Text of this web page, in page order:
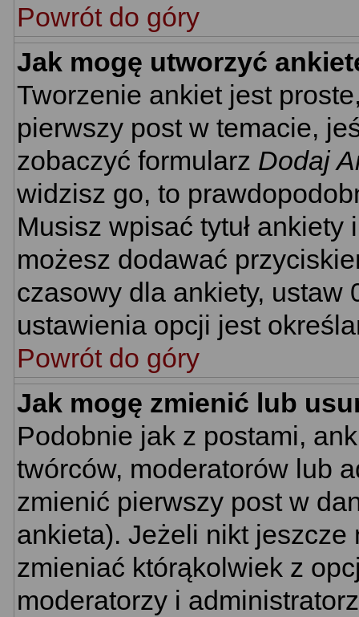
Powrót do góry
Jak mogę utworzyć
Tworzenie ankiet jest
pierwszy post w temacie,
zobaczyć formularz Dodaj
widzisz go, to
Musisz wpisać tytuł
możesz dodawać
czasowy dla ankiety, ustaw
ustawienia opcji jest
Powrót do góry
Jak mogę zmienić lub
Podobnie jak z postami,
twórców, moderatorów lub
zmienić pierwszy post w
ankieta). Jeżeli nikt jeszcze
zmieniać którąkolwiek z
moderatorzy i